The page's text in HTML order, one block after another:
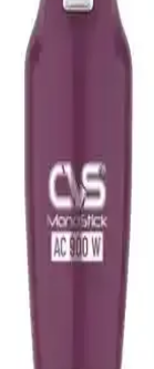
modeli olan
ve performans
stick blender
yorumlarını
uygun
Çubuk
1000 W güç
tasarımıyla